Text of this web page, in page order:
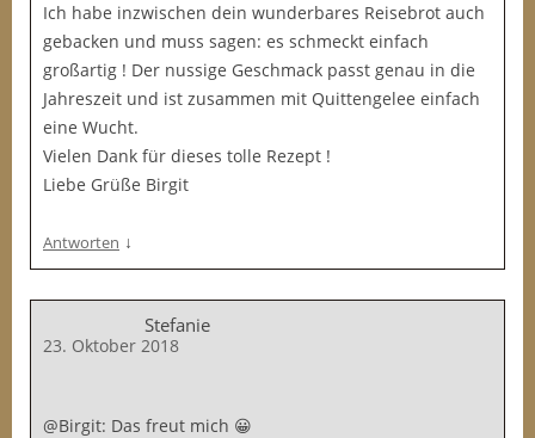
Ich habe inzwischen dein wunderbares Reisebrot auch
gebacken und muss sagen: es schmeckt einfach
großartig ! Der nussige Geschmack passt genau in die
Jahreszeit und ist zusammen mit Quittengelee einfach
eine Wucht.
Vielen Dank für dieses tolle Rezept !
Liebe Grüße Birgit
Antworten ↓
Stefanie
23. Oktober 2018
@Birgit: Das freut mich 😀